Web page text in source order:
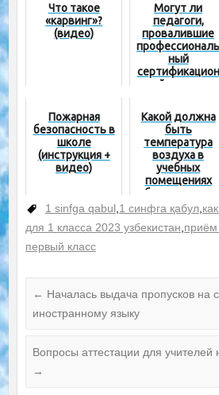
Что такое
«карвинг»?
(видео)
Могут ли
педагоги,
провалившие
профессиональ
ный
сертификацион
ный экзамен,
Пожарная
безопасность в
школе
(инструкция +
видео)
Какой должна
быть
температура
воздуха в
учебных
помещениях
образовательн
ых
учреждений?
1 sinfga qabul 1 синфга қабул,
для 1 класса 2023 узбекистан приём
первый класс
← Началась выдача пропусков на
иностранному языку
Вопросы аттестации для учителей
→